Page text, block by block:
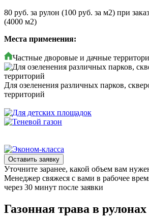
80 руб. за рулон (100 руб. за м2) при
(4000 м2)
Места применения:
Частные дворовые и дачные
Для озеленения различных парков,
территорий
Оставить заявку
Уточните заранее, какой объем вам
Менеджер свяжеся с вами в рабочее
через 30 минут после заявки
Газонная трава в рулонах